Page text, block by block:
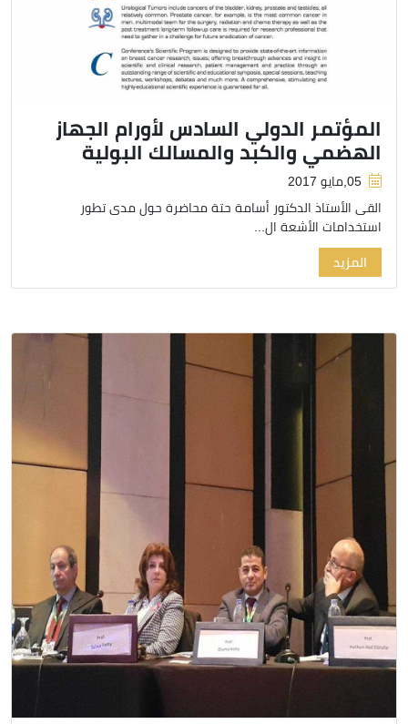
المؤتمر الدولي السادس لأورام الجهاز
الهضمي والكبد والمسالك البولية
05,مايو 2017
القى الأستاذ الدكتور أسامة حتة محاضرة حول مدى تطور
استخدامات الأشعة ال...
المزيد